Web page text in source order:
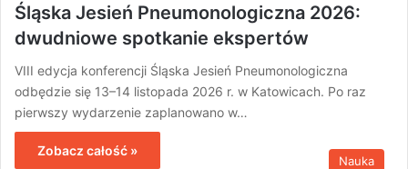
Śląska Jesień Pneumonologiczna 2026:
dwudniowe spotkanie ekspertów
VIII edycja konferencji Śląska Jesień Pneumonologiczna
odbędzie się 13–14 listopada 2026 r. w Katowicach. Po raz
pierwszy wydarzenie zaplanowano w…
Zobacz całość »
Nauka